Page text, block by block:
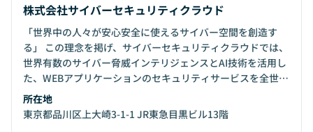
株式会社サイバーセキュリティクラウド
「世界中の人々が安心安全に使えるサイバー空間を創造す
る」 この理念を掲げ、サイバーセキュリティクラウドでは、
世界有数のサイバー脅威インテリジェンスとAI技術を活用し
た、WEBアプリケーションのセキュリティサービスを全世界
に向けて提供しています。 これからも私たちは、サイバーセ
キュリティのリーディングカンパニーとして、 世界中の全て
の人々が安心安全に利用できるサイバー空間の創造を実現す
所在地
東京都品川区上大崎3-1-1 JR東急目黒ビル13階